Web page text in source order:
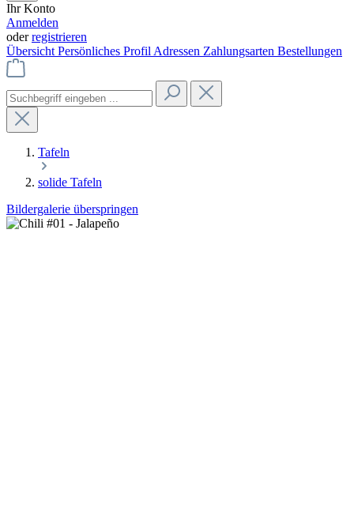
Ihr Konto
Anmelden
oderregistrieren
Übersicht Persönliches Profil Adressen Zahlungsarten Bestellungen
Tafeln
solide Tafeln
Bildergalerie überspringen